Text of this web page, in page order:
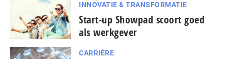
INNOVATIE & TRANSFORMATIE
Start-up Showpad scoort goed
als werkgever
CARRIÈRE